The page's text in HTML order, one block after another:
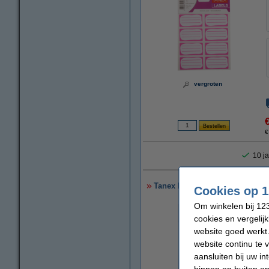
vergroten
10
Tanex boeketiketten paars (40
Cookies op
Om winkelen bij
cookies en
website goed
website continu te
aansluiten bij uw